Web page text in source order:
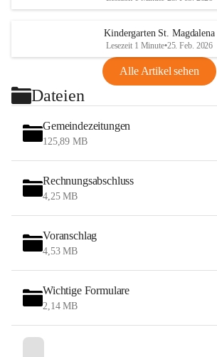
Kindergarten St. Magdalena
Lesezeit 1 Minute•25. Feb. 2026
Alle Artikel sehen
Dateien
Gemeindezeitungen
125,89 MB
Rechnungsabschluss
4,25 MB
Voranschlag
4,53 MB
Wichtige Formulare
2,14 MB